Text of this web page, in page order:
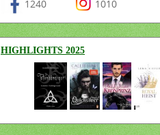
1240 1010
HIGHLIGHTS 2025